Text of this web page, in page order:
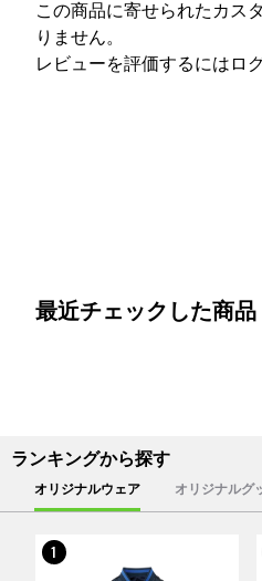
この商品に寄せられたカス
りません。
レビューを評価するには ロ
最近チェックした商品
ランキングから探す
オリジナルウェア オリジナルグ
1